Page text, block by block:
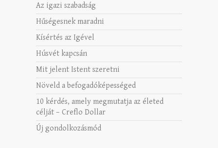
Az igazi szabadság
Hűségesnek maradni
Kísértés az Igével
Húsvét kapcsán
Mit jelent Istent szeretni
Növeld a befogadóképességed
10 kérdés, amely megmutatja az életed
célját – Creflo Dollar
Új gondolkozásmód